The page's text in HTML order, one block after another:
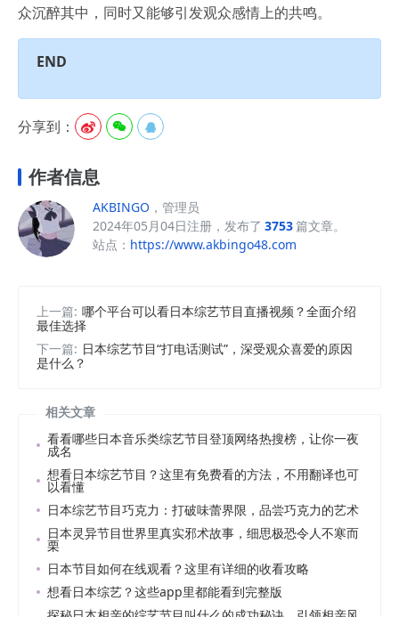
众沉醉其中，同时又能够引发观众感情上的共鸣。
END
分享到：   
作者信息
AKBINGO ，管理员
2024年05月04日注册，发布了 3753篇文章。
站点： https://www.akbingo48.com
上一篇: 哪个平台可以看日本综艺节目直播视频？全面介绍
最佳选择
下一篇: 日本综艺节目“打电话测试”，深受观众喜爱的原因
是什么？
相关文章
看看哪些日本音乐类综艺节目登顶网络热搜榜，让你一夜
成名
想看日本综艺节目？这里有免费看的方法，不用翻译也可
以看懂
日本综艺节目巧克力：打破味蕾界限，品尝巧克力的艺术
日本灵异节目世界里真实邪术故事，细思极恐令人不寒而
栗
日本节目如何在线观看？这里有详细的收看攻略
想看日本综艺？这些app里都能看到完整版